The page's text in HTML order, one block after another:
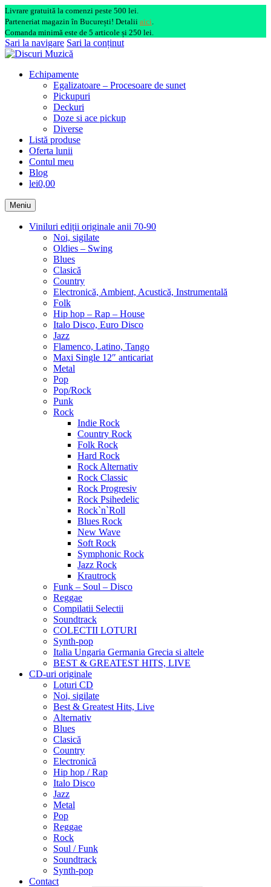
Livrare gratuită la comenzi peste 500 lei.
Parteneriat magazin în București! Detalii aici.
Comanda minimă este de 5 articole și 250 lei.
Sari la navigare Sari la conținut
Echipamente
Egalizatoare – Procesoare de sunet
Pickupuri
Deckuri
Doze si ace pickup
Diverse
Listă produse
Oferta lunii
Contul meu
Blog
lei0,00
Meniu
Viniluri ediții originale anii 70-90
Noi, sigilate
Oldies – Swing
Blues
Clasică
Country
Electronică, Ambient, Acustică, Instrumentală
Folk
Hip hop – Rap – House
Italo Disco, Euro Disco
Jazz
Flamenco, Latino, Tango
Maxi Single 12″ anticariat
Metal
Pop
Pop/Rock
Punk
Rock
Indie Rock
Country Rock
Folk Rock
Hard Rock
Rock Alternativ
Rock Classic
Rock Progresiv
Rock Psihedelic
Rock`n`Roll
Blues Rock
New Wave
Soft Rock
Symphonic Rock
Jazz Rock
Krautrock
Funk – Soul – Disco
Reggae
Compilatii Selectii
Soundtrack
COLECTII LOTURI
Synth-pop
Italia Ungaria Germania Grecia si altele
BEST & GREATEST HITS, LIVE
CD-uri originale
Loturi CD
Noi, sigilate
Best & Greatest Hits, Live
Alternativ
Blues
Clasică
Country
Electronică
Hip hop / Rap
Italo Disco
Jazz
Metal
Pop
Reggae
Rock
Soul / Funk
Soundtrack
Synth-pop
Contact